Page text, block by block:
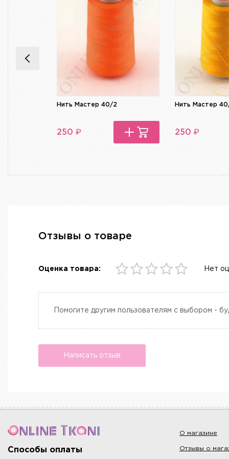
Нить Мастер 40/2
250 ₽
Нить Мастер
250 ₽
Отзывы о товаре
Оценка товара: Нет
Помогите другим пользователям с выбором -
Написать отзыв
Способы оплаты
О магазине
Отзывы о